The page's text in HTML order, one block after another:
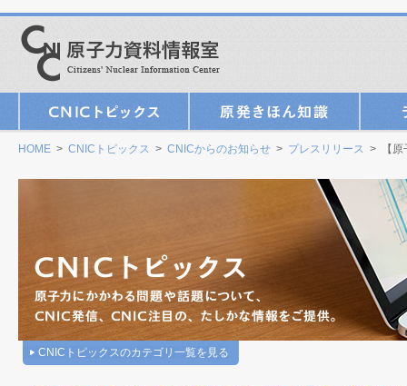
HOME > CNICトピックス > CNICからのお知らせ > プレスリリース > 【原
CNICトピックスのカテゴリ一覧を見る